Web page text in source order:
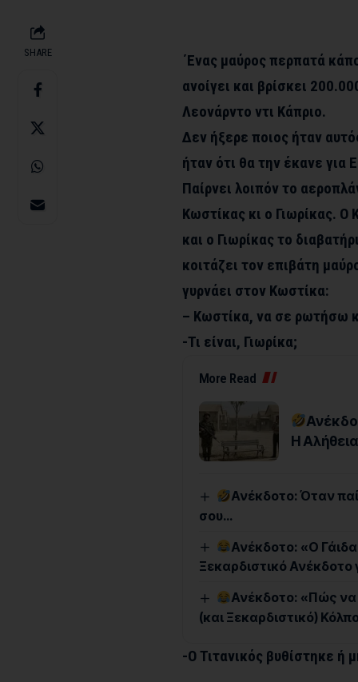
SHARE
΄Ενας μαύρος περπατά
ανοίγει και βρίσκει
Λεονάρντο ντι Κάπριο.
Δεν ήξερε ποιος ήταν
ήταν ότι θα την έκανε για
Παίρνει λοιπόν το
Κωστίκας κι ο Γιωρίκας. Ο
και ο Γιωρίκας το
κοιτάζει τον επιβάτη
γυρνάει στον Κωστίκα:
– Κωστίκα, να σε ρωτήσω
-Τι είναι, Γιωρίκα;
More Read
Η
Ανέκδοτο: Όταν
σου…
Ανέκδοτο: «Ο
Ξεκαρδιστικό Ανέκδοτο
Ανέκδοτο: «Πώς να
(και Ξεκαρδιστικό)
-Ο Τιτανικός βυθίστηκε ή